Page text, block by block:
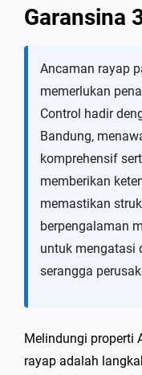
Garansina
Ancaman rayap
memerlukan
Control hadir
Bandung,
komprehensif
memberikan
memastikan
berpengalaman
untuk mengatasi
serangga
Melindungi properti
rayap adalah